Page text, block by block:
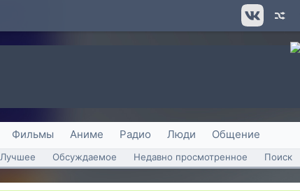
Фильмы Аниме Радио Люди Общение
Лучшее Обсуждаемое Недавно просмотренное Поиск